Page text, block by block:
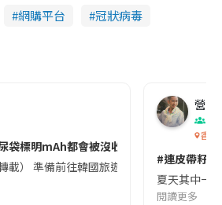
網購平台 冠狀病毒
袋標明mAh都會被沒收😱出發前切記檢查
轉載） 準備前往韓國旅遊的民眾，近期要
營養
香港
#連皮帶籽
夏天其中一
閱讀更多